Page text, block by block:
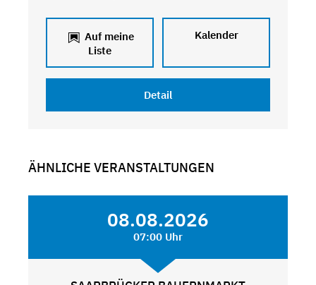
Auf meine
Liste
Kalender
Detail
ÄHNLICHE VERANSTALTUNGEN
08.08.2026
07:00 Uhr